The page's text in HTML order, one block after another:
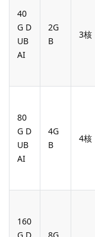
40
G D
UB
AI
2G
B
3核
80
G D
UB
AI
4G
B
4核
160